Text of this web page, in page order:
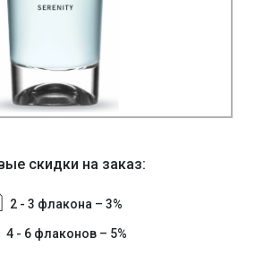
скидки на заказ:
2 - 3 флакона – 3%
4 - 6 флаконов – 5%